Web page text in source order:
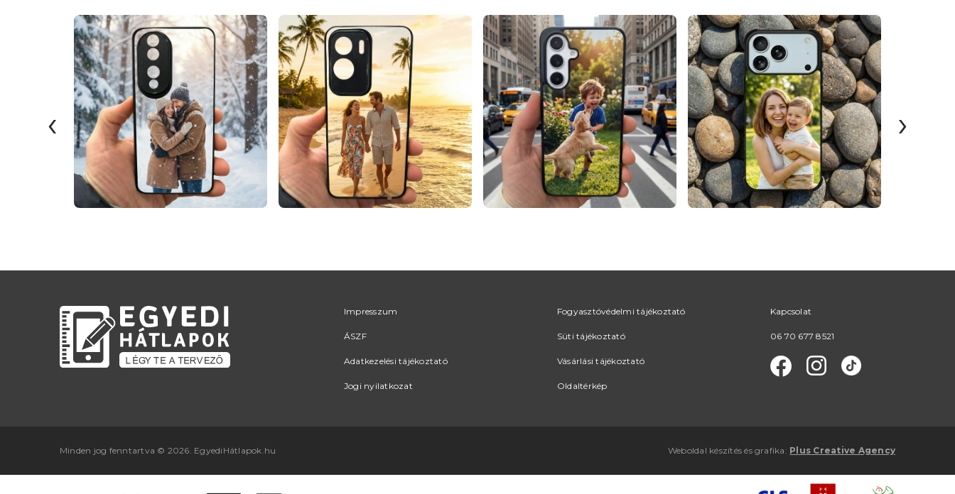
‹ ›
Impresszum
ÁSZF
Adatkezelési tájékoztató
Jogi nyilatkozat
Fogyasztóvédelmi tájékoztató
Süti tájékoztató
Vásárlási tájékoztató
Oldaltérkép
Kapcsolat
06 70 677 8521
Minden jog fenntartva © 2026. EgyediHátlapok.hu Weboldal készítés ésgrafika : Plus Creative Agency